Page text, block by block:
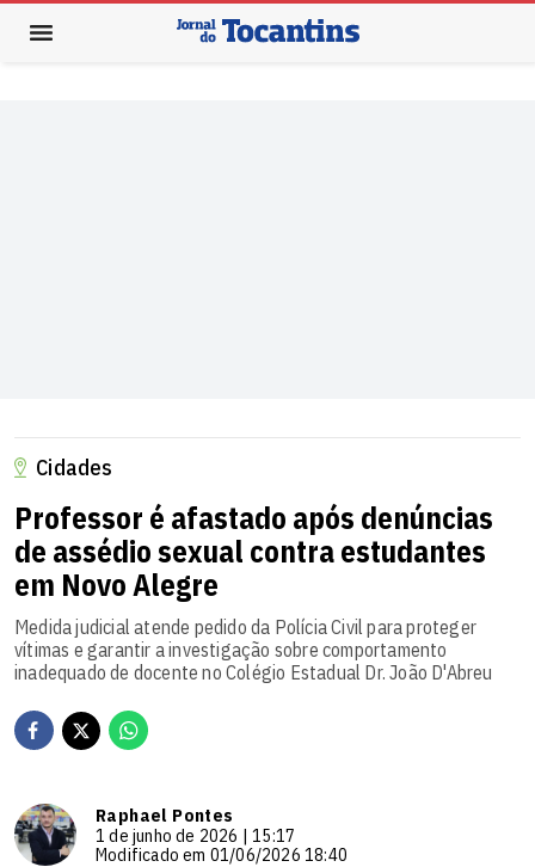
Cidades
Professor é afastado após denúncias
de assédio sexual contra estudantes
em Novo Alegre
Medida judicial atende pedido da Polícia Civil para proteger
vítimas e garantir a investigação sobre comportamento
inadequado de docente no Colégio Estadual Dr. João D'Abreu
Raphael Pontes
1 de junho de 2026 | 15:17
Modificado em 01/06/2026 18:40